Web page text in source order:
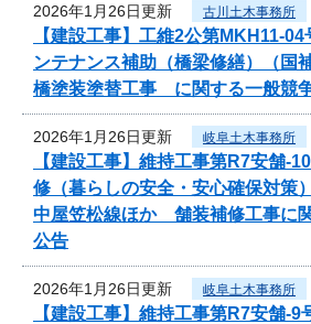
2026年1月26日更新 古川土木事務所
【建設工事】工維2公第MKH11-
ンテナンス補助（橋梁修繕）（国
橋塗装塗替工事 に関する一般競
2026年1月26日更新 岐阜土木事務所
【建設工事】維持工事第R7安舗-
修（暮らしの安全・安心確保対策
中屋笠松線ほか 舗装補修工事に
公告
2026年1月26日更新 岐阜土木事務所
【建設工事】維持工事第R7安舗-